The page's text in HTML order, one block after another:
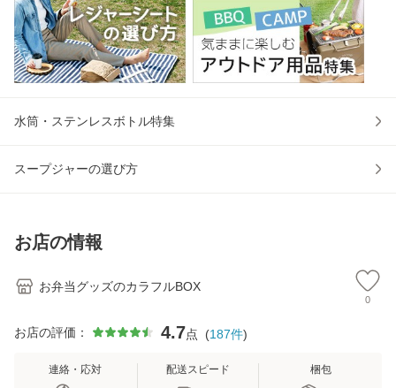
水筒・ステンレスボトル特集
スープジャーの選び方
お店の情報
お弁当グッズのカラフルBOX
0
お店の評価： 4.7点 (187件)
連絡・応対 配送スピード 梱包